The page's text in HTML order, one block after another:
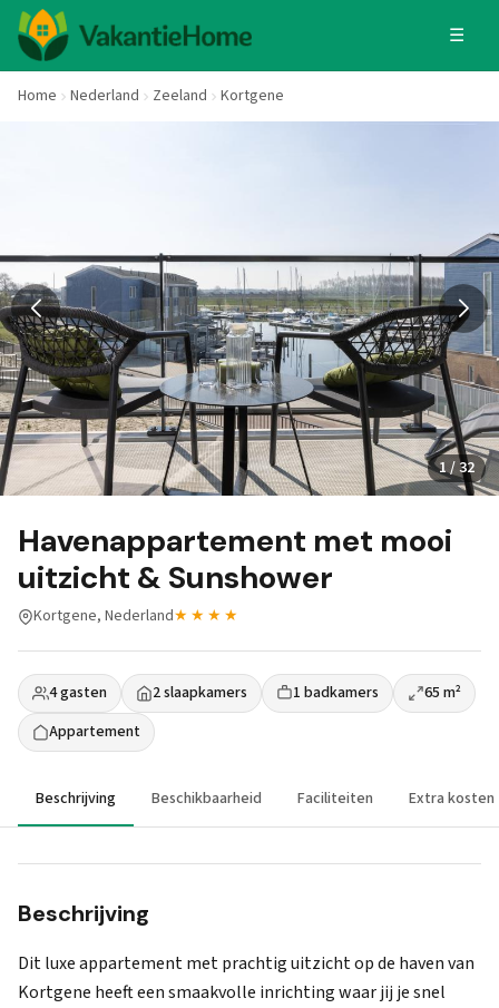
☰
Home Nederland Zeeland Kortgene
1 / 32
Havenappartement met mooi
uitzicht & Sunshower
Kortgene, Nederland★★★★
4 gasten 2 slaapkamers 1 badkamers
65 m²
Appartement
Beschrijving Beschikbaarheid Faciliteiten Extra kosten
Beschrijving
Dit luxe appartement met prachtig uitzicht op de haven van
Kortgene heeft een smaakvolle inrichting waar jij je snel